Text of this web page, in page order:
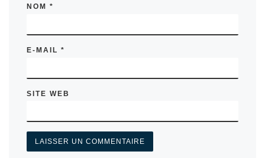
NOM *
E-MAIL *
SITE WEB